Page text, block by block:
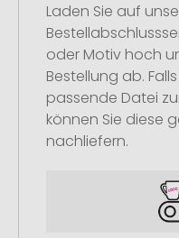
Laden Sie auf
oder Motiv hoch
Bestellung ab.
passende Datei
können Sie diese
nachliefern.